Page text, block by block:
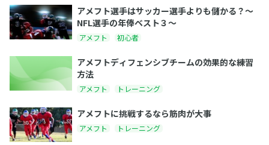
アメフト選手はサッカー選手よりも儲かる？〜
NFL選手の年俸ベスト３〜
アメフト 初心者
アメフトディフェンシブチームの効果的な練習
方法
アメフト トレーニング
アメフトに挑戦するなら筋肉が大事
アメフト トレーニング